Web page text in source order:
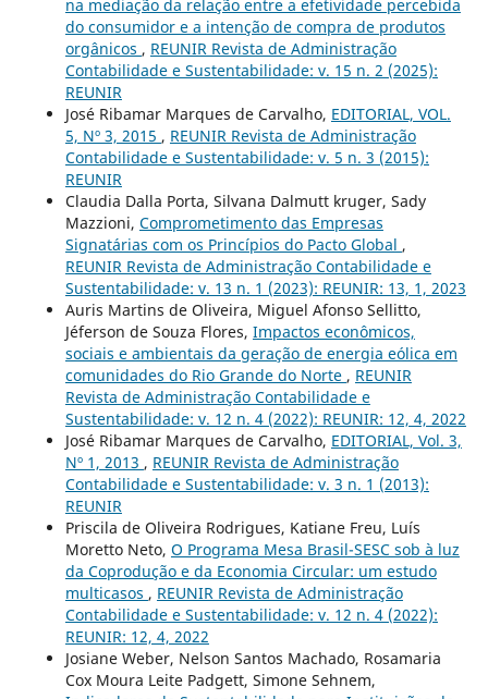
na mediação da relação entre a efetividade percebida
do consumidor e a intenção de compra de produtos
orgânicos , REUNIR Revista de Administração
Contabilidade e Sustentabilidade: v. 15 n. 2 (2025):
REUNIR
José Ribamar Marques de Carvalho, EDITORIAL, VOL.
5, Nº 3, 2015 , REUNIR Revista de Administração
Contabilidade e Sustentabilidade: v. 5 n. 3 (2015):
REUNIR
Claudia Dalla Porta, Silvana Dalmutt kruger, Sady
Mazzioni, Comprometimento das Empresas
Signatárias com os Princípios do Pacto Global ,
REUNIR Revista de Administração Contabilidade e
Sustentabilidade: v. 13 n. 1 (2023): REUNIR: 13, 1, 2023
Auris Martins de Oliveira, Miguel Afonso Sellitto,
Jéferson de Souza Flores, Impactos econômicos,
sociais e ambientais da geração de energia eólica em
comunidades do Rio Grande do Norte , REUNIR
Revista de Administração Contabilidade e
Sustentabilidade: v. 12 n. 4 (2022): REUNIR: 12, 4, 2022
José Ribamar Marques de Carvalho, EDITORIAL, Vol. 3,
Nº 1, 2013 , REUNIR Revista de Administração
Contabilidade e Sustentabilidade: v. 3 n. 1 (2013):
REUNIR
Priscila de Oliveira Rodrigues, Katiane Freu, Luís
Moretto Neto, O Programa Mesa Brasil-SESC sob à luz
da Coprodução e da Economia Circular: um estudo
multicasos , REUNIR Revista de Administração
Contabilidade e Sustentabilidade: v. 12 n. 4 (2022):
REUNIR: 12, 4, 2022
Josiane Weber, Nelson Santos Machado, Rosamaria
Cox Moura Leite Padgett, Simone Sehnem,